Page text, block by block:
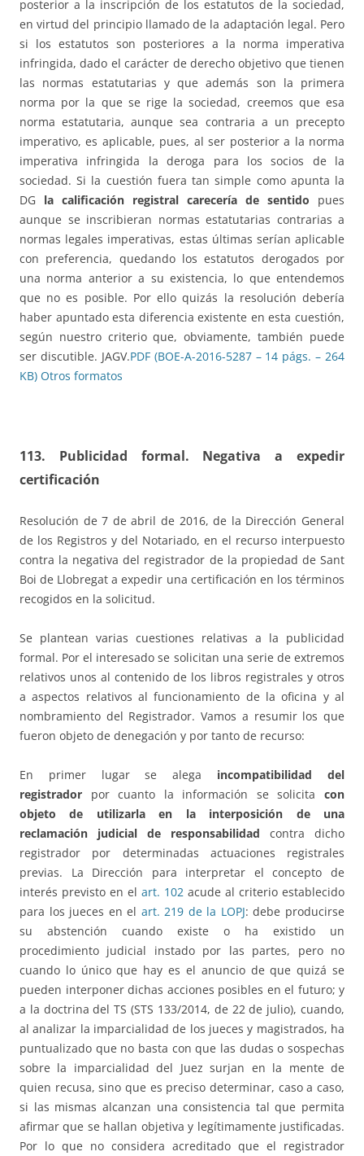
posterior a la inscripción de los estatutos de la sociedad,
en virtud del principio llamado de la adaptación legal. Pero
si los estatutos son posteriores a la norma imperativa
infringida, dado el carácter de derecho objetivo que tienen
las normas estatutarias y que además son la primera
norma por la que se rige la sociedad, creemos que esa
norma estatutaria, aunque sea contraria a un precepto
imperativo, es aplicable, pues, al ser posterior a la norma
imperativa infringida la deroga para los socios de la
sociedad. Si la cuestión fuera tan simple como apunta la
DG la calificación registral carecería de sentido pues
aunque se inscribieran normas estatutarias contrarias a
normas legales imperativas, estas últimas serían aplicable
con preferencia, quedando los estatutos derogados por
una norma anterior a su existencia, lo que entendemos
que no es posible. Por ello quizás la resolución debería
haber apuntado esta diferencia existente en esta cuestión,
según nuestro criterio que, obviamente, también puede
ser discutible. JAGV.PDF (BOE-A-2016-5287 – 14 págs. – 264
KB) Otros formatos
113. Publicidad formal. Negativa a expedir
certificación
Resolución de 7 de abril de 2016, de la Dirección General
de los Registros y del Notariado, en el recurso interpuesto
contra la negativa del registrador de la propiedad de Sant
Boi de Llobregat a expedir una certificación en los términos
recogidos en la solicitud.
Se plantean varias cuestiones relativas a la publicidad
formal. Por el interesado se solicitan una serie de extremos
relativos unos al contenido de los libros registrales y otros
a aspectos relativos al funcionamiento de la oficina y al
nombramiento del Registrador. Vamos a resumir los que
fueron objeto de denegación y por tanto de recurso:
En primer lugar se alega incompatibilidad del
registrador por cuanto la información se solicita con
objeto de utilizarla en la interposición de una
reclamación judicial de responsabilidad contra dicho
registrador por determinadas actuaciones registrales
previas. La Dirección para interpretar el concepto de
interés previsto en el art. 102 acude al criterio establecido
para los jueces en el art. 219 de la LOPJ: debe producirse
su abstención cuando existe o ha existido un
procedimiento judicial instado por las partes, pero no
cuando lo único que hay es el anuncio de que quizá se
pueden interponer dichas acciones posibles en el futuro; y
a la doctrina del TS (STS 133/2014, de 22 de julio), cuando,
al analizar la imparcialidad de los jueces y magistrados, ha
puntualizado que no basta con que las dudas o sospechas
sobre la imparcialidad del Juez surjan en la mente de
quien recusa, sino que es preciso determinar, caso a caso,
si las mismas alcanzan una consistencia tal que permita
afirmar que se hallan objetiva y legítimamente justificadas.
Por lo que no considera acreditado que el registrador